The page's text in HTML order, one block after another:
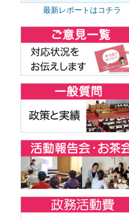
最新レポートはコチラ